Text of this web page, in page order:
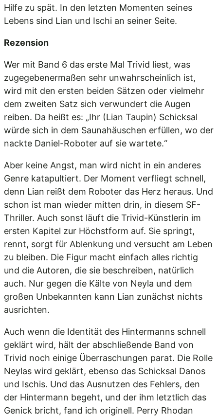
Hilfe zu spät. In den letzten Momenten seines
Lebens sind Lian und Ischi an seiner Seite.
Rezension
Wer mit Band 6 das erste Mal Trivid liest, was
zugegebenermaßen sehr unwahrscheinlich ist,
wird mit den ersten beiden Sätzen oder vielmehr
dem zweiten Satz sich verwundert die Augen
reiben. Da heißt es: „Ihr (Lian Taupin) Schicksal
würde sich in dem Saunahäuschen erfüllen, wo der
nackte Daniel-Roboter auf sie wartete.“
Aber keine Angst, man wird nicht in ein anderes
Genre katapultiert. Der Moment verfliegt schnell,
denn Lian reißt dem Roboter das Herz heraus. Und
schon ist man wieder mitten drin, in diesem SF-
Thriller. Auch sonst läuft die Trivid-Künstlerin im
ersten Kapitel zur Höchstform auf. Sie springt,
rennt, sorgt für Ablenkung und versucht am Leben
zu bleiben. Die Figur macht einfach alles richtig
und die Autoren, die sie beschreiben, natürlich
auch. Nur gegen die Kälte von Neyla und dem
großen Unbekannten kann Lian zunächst nichts
ausrichten.
Auch wenn die Identität des Hintermanns schnell
geklärt wird, hält der abschließende Band von
Trivid noch einige Überraschungen parat. Die Rolle
Neylas wird geklärt, ebenso das Schicksal Danos
und Ischis. Und das Ausnutzen des Fehlers, den
der Hintermann begeht, und der ihm letztlich das
Genick bricht, fand ich originell. Perry Rhodan